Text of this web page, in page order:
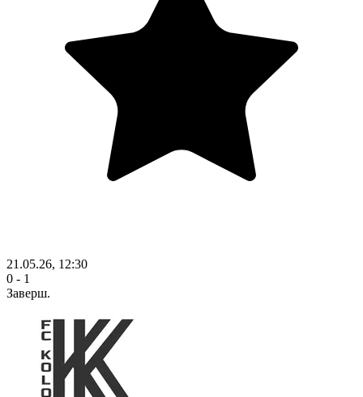
21.05.26, 12:30
0 - 1
Заверш.